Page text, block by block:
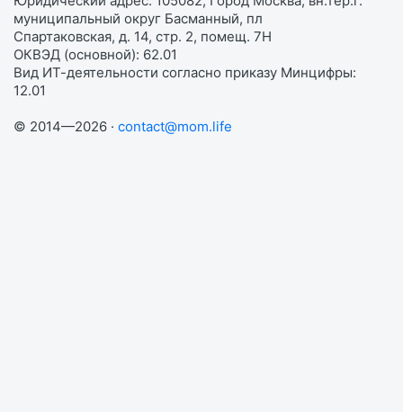
муниципальный округ Басманный, пл
Спартаковская, д. 14, стр. 2, помещ. 7Н
ОКВЭД (основной): 62.01
Вид ИТ-деятельности согласно приказу Минцифры:
12.01
© 2014—2026 · contact@mom.life